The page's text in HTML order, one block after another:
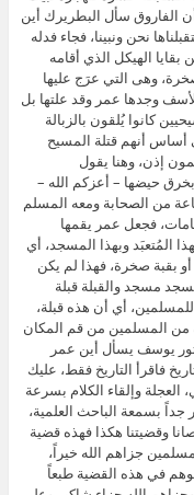
الفاروق سأل البطريرك أين
نحن ونبينا، فجاء فدله
الهيكل الذي أقامه
وهى التي عرَج عليها
وجدها عمر وقد علتها بل
كانوا يُلقون بالزبالة
أساس أنهم قتلة المسيح
إذن، وهنا يقول
حيضها – أعزكم الله –
من الصحابة ومعه المسلم
فجعل عمر يقمها
المُتعبَد وبهذا المسجد، أي
بقبة صخرة، فهذا لم يكن
مسجد والقبلة قبلة
للمسلمين، أي أن هذه قبلة،
المسلمين من قم المكان
يوسف يسأل أين عمر
فاقرأ التاريخ فقط، عليك
وإلقاء الكلام بسرعة
بسمعة الباحث العلمية،
وقضيتنا هكذا فهذه قضية
جزاهم الله خيراً،
في هذه القضية طبعاً